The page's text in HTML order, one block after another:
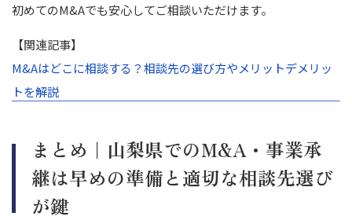
初めてのM&Aでも安心してご相談いただけます。
【関連記事】
M&Aはどこに相談する？相談先の選び方やメリットデメリッ
トを解説
まとめ｜山梨県でのM&A・事業承
継は早めの準備と適切な相談先選び
が鍵